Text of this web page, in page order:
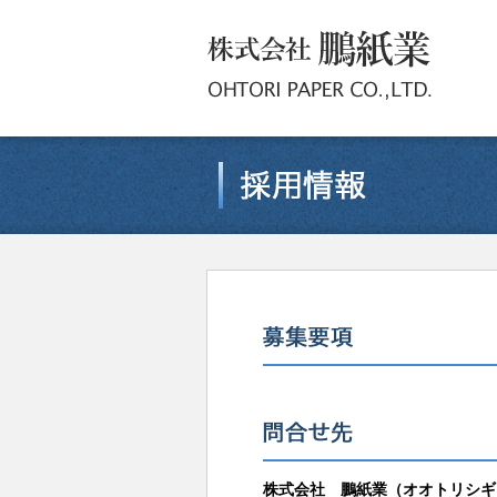
株式会社 鵬紙業（オオトリシ